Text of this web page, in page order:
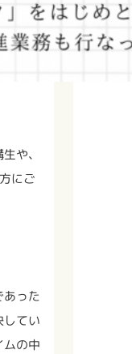
や、
にご
った
してい
の中